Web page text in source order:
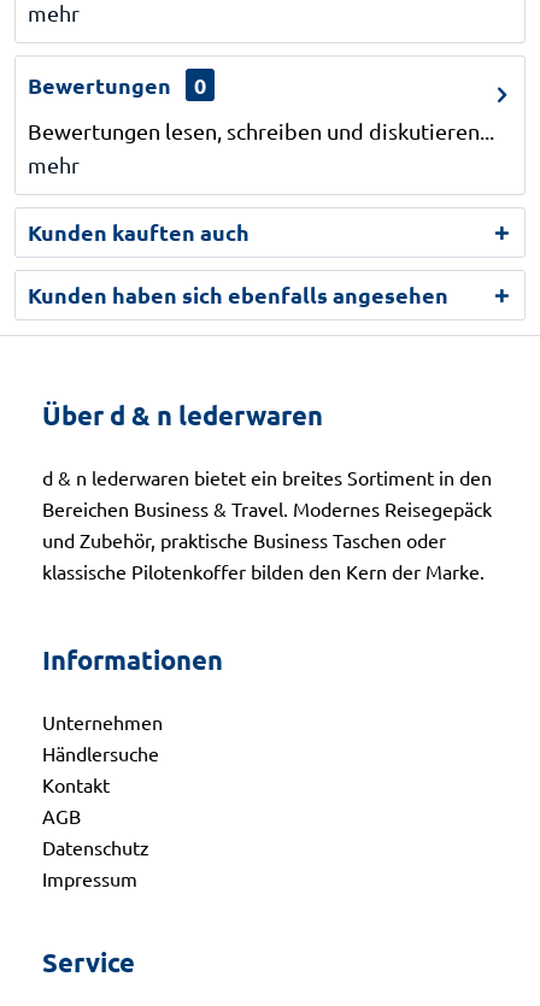
mehr
Bewertungen 0
Bewertungen lesen, schreiben und diskutieren...
mehr
Kunden kauften auch
Kunden haben sich ebenfalls angesehen
Über d & n lederwaren
d & n lederwaren bietet ein breites Sortiment in den
Bereichen Business & Travel. Modernes Reisegepäck
und Zubehör, praktische Business Taschen oder
klassische Pilotenkoffer bilden den Kern der Marke.
Informationen
Unternehmen
Händlersuche
Kontakt
AGB
Datenschutz
Impressum
Service